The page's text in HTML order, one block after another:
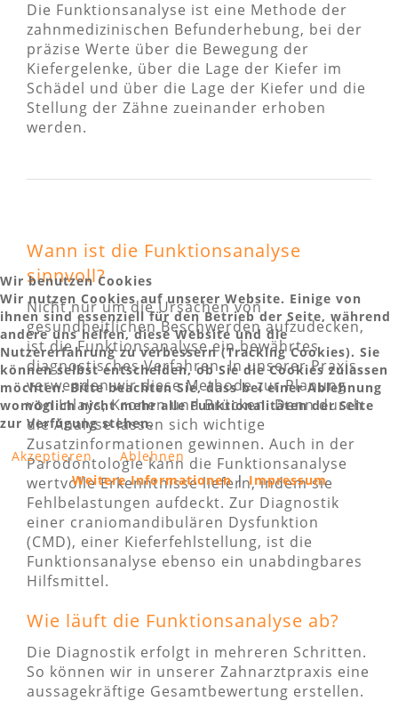
Die Funktionsanalyse ist eine Methode der
zahnmedizinischen Befunderhebung, bei der
präzise Werte über die Bewegung der
Kiefergelenke, über die Lage der Kiefer im
Schädel und über die Lage der Kiefer und die
Stellung der Zähne zueinander erhoben
werden.
Wann ist die Funktionsanalyse
sinnvoll?
Nicht nur um die Ursachen von
gesundheitlichen Beschwerden aufzudecken,
ist die Funktionsanalyse ein bewährtes
diagnostisches Verfahren. In unserer Praxis
verwenden wir diese Methode zur Planung
von Inlays, Kronen und Brücken. Denn durch
die Analyse lassen sich wichtige
Zusatzinformationen gewinnen. Auch in der
Parodontologie kann die Funktionsanalyse
wertvolle Erkenntnisse liefern, indem sie
Fehlbelastungen aufdeckt. Zur Diagnostik
einer craniomandibulären Dysfunktion
(CMD), einer Kieferfehlstellung, ist die
Funktionsanalyse ebenso ein unabdingbares
Hilfsmittel.
Wie läuft die Funktionsanalyse ab?
Die Diagnostik erfolgt in mehreren Schritten.
So können wir in unserer Zahnarztpraxis eine
aussagekräftige Gesamtbewertung erstellen.
Wir benutzen Cookies
Wir nutzen Cookies auf unserer Website. Einige von
ihnen sind essenziell für den Betrieb der Seite, während
andere uns helfen, diese Website und die
Nutzererfahrung zu verbessern (Tracking Cookies). Sie
können selbst entscheiden, ob Sie die Cookies zulassen
möchten. Bitte beachten Sie, dass bei einer Ablehnung
womöglich nicht mehr alle Funktionalitäten der Seite
zur Verfügung stehen.
Akzeptieren
Ablehnen
Weitere Informationen|Impressum